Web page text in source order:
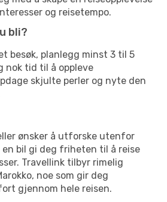
og reisetempo.
bli?
besøk, planlegg minst 3 til 5
nok tid til å oppleve
skjulte perler og nyte den
ønsker å utforske utenfor
en bil gi deg friheten til å reise
Travellink tilbyr rimelig
noe som gir deg
gjennom hele reisen.